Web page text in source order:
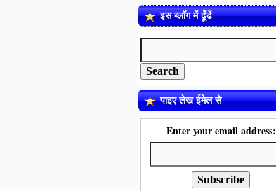
इस ब्लॉग में ढूँढें
पाइए लेख ईमेल से
Enter your email address: